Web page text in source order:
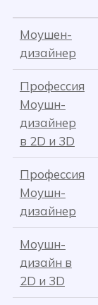
Моушен-
дизайнер
Профессия
Моушн-
дизайнер
в 2D и 3D
Профессия
Моушн-
дизайнер
Моушн-
дизайн в
2D и 3D